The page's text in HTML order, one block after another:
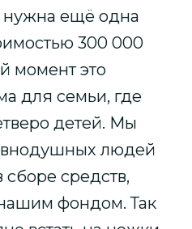
нужна ещё одна
300 000
момент это
для семьи, где
детей. Мы
людей
сборе средств,
фондом. Так